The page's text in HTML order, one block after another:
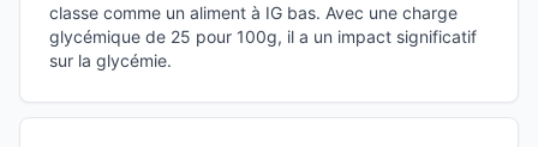
classe comme un aliment à IG bas. Avec une charge
glycémique de 25 pour 100g, il a un impact significatif
sur la glycémie.